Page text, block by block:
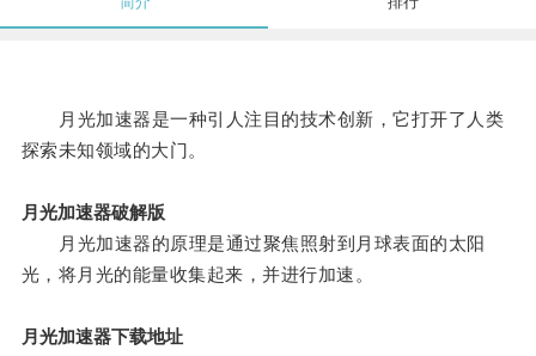
月光加速器是一种引人注目的技术创新，它打开了人类
探索未知领域的大门。
月光加速器破解版
月光加速器的原理是通过聚焦照射到月球表面的太阳
光，将月光的能量收集起来，并进行加速。
月光加速器下载地址